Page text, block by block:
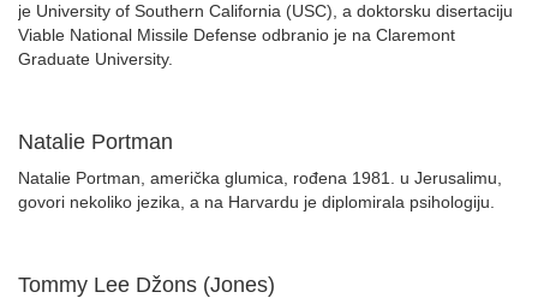
je University of Southern California (USC), a doktorsku disertaciju
Viable National Missile Defense odbranio je na Claremont
Graduate University.
Natalie Portman
Natalie Portman, američka glumica, rođena 1981. u Jerusalimu,
govori nekoliko jezika, a na Harvardu je diplomirala psihologiju.
Tommy Lee Džons (Jones)